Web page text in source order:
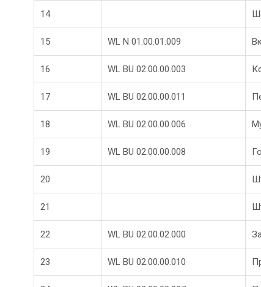
14
15 WL N 01.00.01.009
16 WL BU 02.00.00.003
17 WL BU 02.00.00.011
18 WL BU 02.00.00.006
19 WL BU 02.00.00.008
20
21
22 WL BU 02.00.02.000
23 WL BU 02.00.00.010